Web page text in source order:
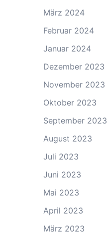
März 2024
Februar 2024
Januar 2024
Dezember 2023
November 2023
Oktober 2023
September 2023
August 2023
Juli 2023
Juni 2023
Mai 2023
April 2023
März 2023